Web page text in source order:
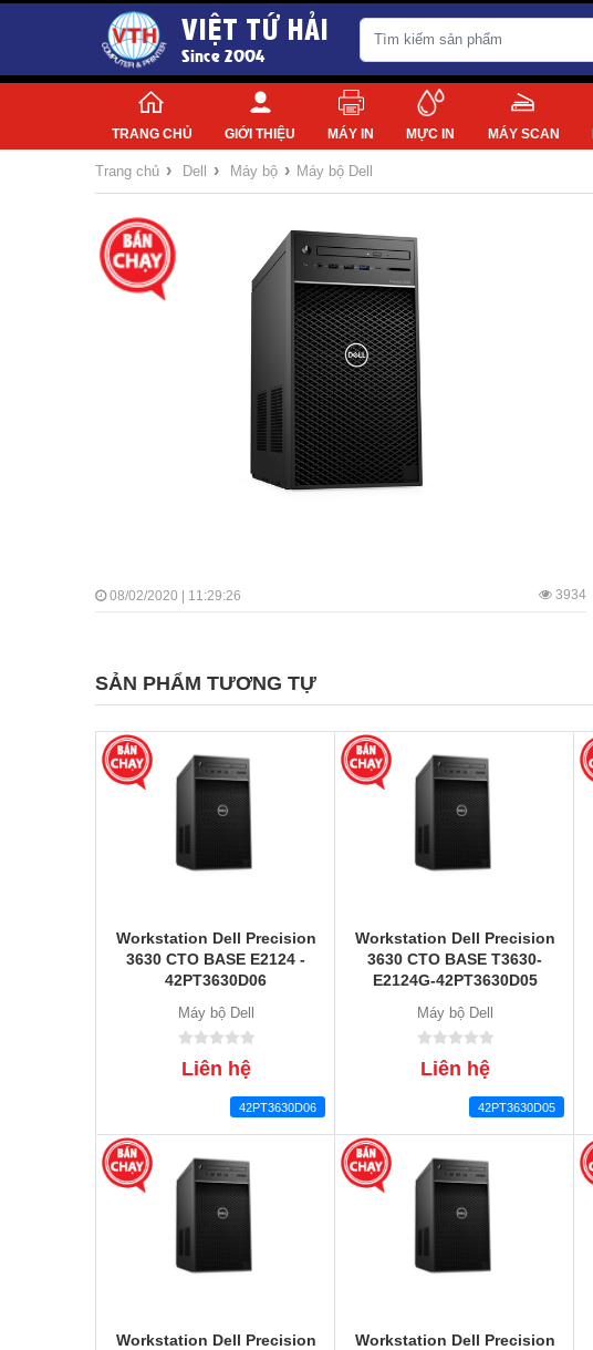
VIỆT TỨ HẢI
Since 2004
TRANG CHỦ GIỚI THIỆU MÁY IN MỰC IN MÁY SCAN
Trang chủ › Dell › Máy bộ › Máy bộ Dell
08/02/2020 | 11:29:26 3934
SẢN PHẨM TƯƠNG TỰ
Workstation Dell Precision
3630 CTO BASE E2124 -
42PT3630D06
Máy bộ Dell
Liên hệ
42PT3630D06
Workstation Dell Precision
3630 CTO BASE T3630-
E2124G-42PT3630D05
Máy bộ Dell
Liên hệ
42PT3630D05
Workstation Dell Precision
Workstation Dell Precision